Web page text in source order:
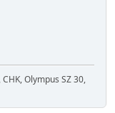
Olympus SZ 30,